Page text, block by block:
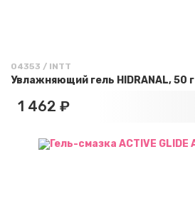
04353 / INTT
Увлажняющий гель HIDRANAL, 50 г
1 462 ₽